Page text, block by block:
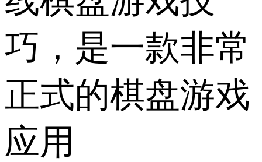
巧，是一款非常
正式的棋盘游戏
应用